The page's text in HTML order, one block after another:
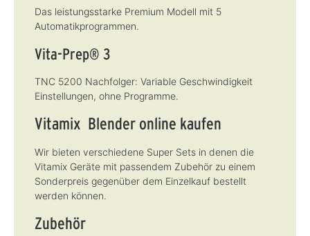
Das leistungsstarke Premium Modell mit 5
Automatikprogrammen.
Vita-Prep® 3
TNC 5200 Nachfolger: Variable Geschwindigkeit
Einstellungen, ohne Programme.
Vitamix Blender online kaufen
Wir bieten verschiedene Super Sets in denen die
Vitamix Geräte mit passendem Zubehör zu einem
Sonderpreis gegenüber dem Einzelkauf bestellt
werden können.
Zubehör